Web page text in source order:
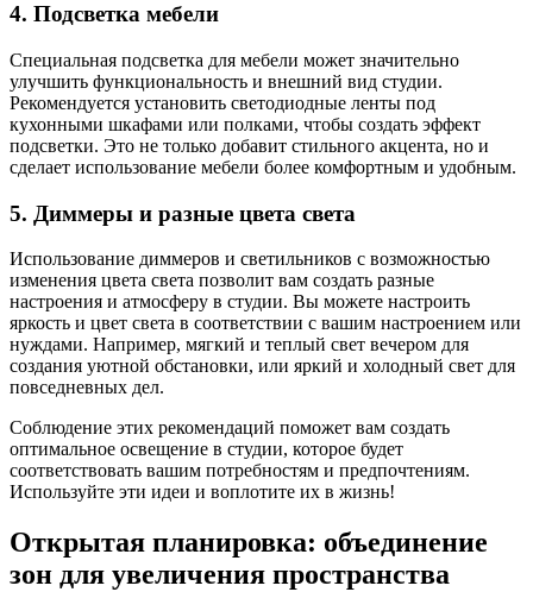
4. Подсветка мебели
Специальная подсветка для мебели может значительно
улучшить функциональность и внешний вид студии.
Рекомендуется установить светодиодные ленты под
кухонными шкафами или полками, чтобы создать эффект
подсветки. Это не только добавит стильного акцента, но и
сделает использование мебели более комфортным и удобным.
5. Диммеры и разные цвета света
Использование диммеров и светильников с возможностью
изменения цвета света позволит вам создать разные
настроения и атмосферу в студии. Вы можете настроить
яркость и цвет света в соответствии с вашим настроением или
нуждами. Например, мягкий и теплый свет вечером для
создания уютной обстановки, или яркий и холодный свет для
повседневных дел.
Соблюдение этих рекомендаций поможет вам создать
оптимальное освещение в студии, которое будет
соответствовать вашим потребностям и предпочтениям.
Используйте эти идеи и воплотите их в жизнь!
Открытая планировка: объединение
зон для увеличения пространства